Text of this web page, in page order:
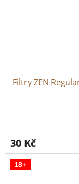
Filtry ZEN
je
4,8
30 Kč
18+